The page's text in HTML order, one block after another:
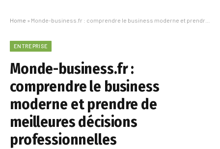
Home » Monde-business.fr : comprendre le business moderne et prendre de meilleures décisions professionnelles
ENTREPRISE
Monde-business.fr :
comprendre le business
moderne et prendre de
meilleures décisions
professionnelles